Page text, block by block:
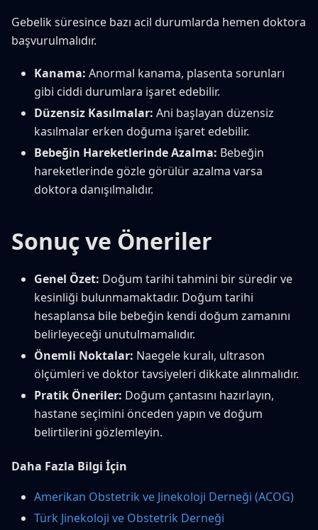
Gebelik süresince bazı acil durumlarda hemen doktora
başvurulmalıdır.
Kanama: Anormal kanama, plasenta sorunları
gibi ciddi durumlara işaret edebilir.
Düzensiz Kasılmalar: Ani başlayan düzensiz
kasılmalar erken doğuma işaret edebilir.
Bebeğin Hareketlerinde Azalma: Bebeğin
hareketlerinde gözle görülür azalma varsa
doktora danışılmalıdır.
Sonuç ve Öneriler
Genel Özet: Doğum tarihi tahmini bir süredir ve
kesinliği bulunmamaktadır. Doğum tarihi
hesaplansa bile bebeğin kendi doğum zamanını
belirleyeceği unutulmamalıdır.
Önemli Noktalar: Naegele kuralı, ultrason
ölçümleri ve doktor tavsiyeleri dikkate alınmalıdır.
Pratik Öneriler: Doğum çantasını hazırlayın,
hastane seçimini önceden yapın ve doğum
belirtilerini gözlemleyin.
Daha Fazla Bilgi İçin
Amerikan Obstetrik ve Jinekoloji Derneği (ACOG)
Türk Jinekoloji ve Obstetrik Derneği